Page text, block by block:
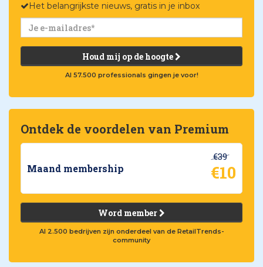
Het belangrijkste nieuws, gratis in je inbox
Houd mij op de hoogte
Al 57.500 professionals gingen je voor!
Ontdek de voordelen van Premium
Maand membership
€39
€10
Word member
Al 2.500 bedrijven zijn onderdeel van de RetailTrends-
community